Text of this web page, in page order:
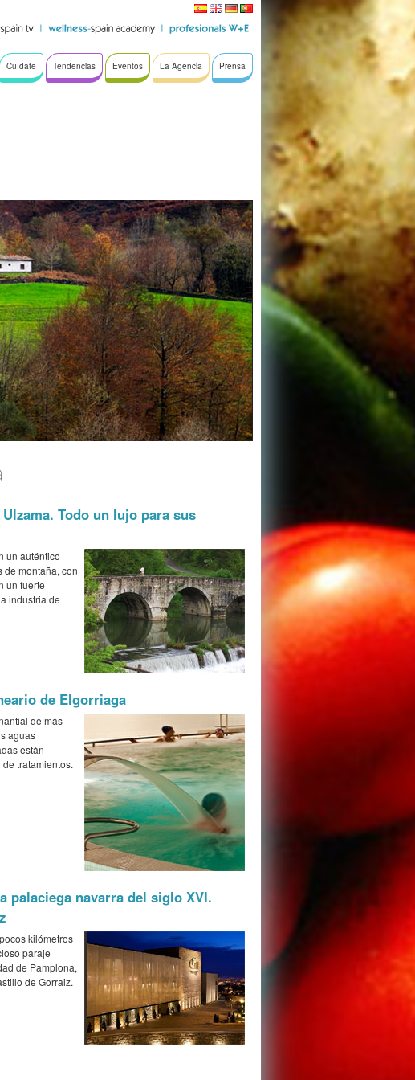
Cuídate Tendencias Eventos La Agencia Prensa
Todo un lujo para sus
un auténtico
montaña, con
un fuerte
industria de
de Elgorriaga
de más
aguas
están
tratamientos.
palaciega navarra del siglo XVI.
kilómetros
paraje
de Pamplona,
de Gorraiz.